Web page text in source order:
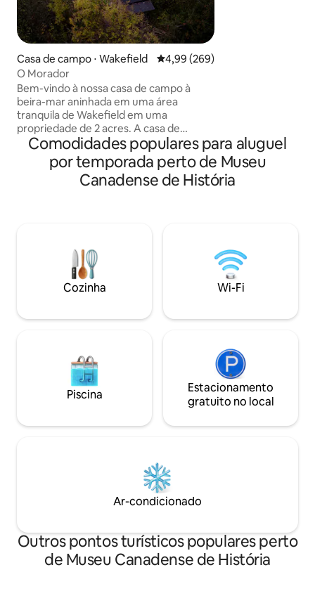
Casa de campo ⋅ Wakefield 4,99 de uma avaliação média de
4,99 (269)
O Morador
Bem-vindo à nossa casa de campo à
beira-mar aninhada em uma área
tranquila de Wakefield em uma
propriedade de 2 acres. A casa de
campo de dois andares e 1.800 pés
quadrados foi cuidadosamente
projetada para se integrar com a
natureza, com grandes janelas do chão
golfe, esqui, explorar o Parque Gatineau,
o Nordik Spa, etc. (CITQ#304057.
Pagamos todos os impostos sobre
vendas e renda aos governos
Comodidades populares para aluguel
por temporada perto de Museu
Canadense de História
Cozinha Wi-Fi
Piscina
Estacionamento
gratuito no local
Ar-condicionado
Outros pontos turísticos populares perto
de Museu Canadense de História